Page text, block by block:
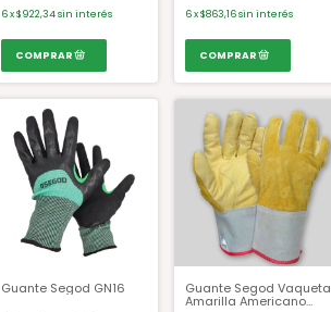
6x$922,34sin interés 6x$863,16sin interés
Guante Segod GN16 Guante Segod Vaqueta
Amarilla Americano